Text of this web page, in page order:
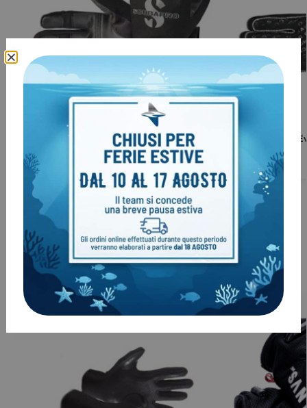
Guanti Sub 1.5mm Tropic ScubaPro
€59,00
Guanti Sub
Clienti come te, hanno acquistato
anche: